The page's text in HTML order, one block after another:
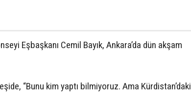
Eşbaşkanı Cemil Bayık, Ankara’da dün akşam
“Bunu kim yaptı bilmiyoruz. Ama Kürdistan’daki